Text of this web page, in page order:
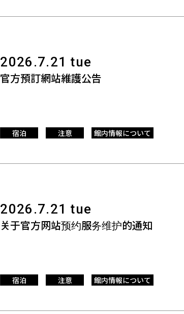
2026.7.21 tue
官方預訂網站維護公告
宿泊 注意 館内情報について
2026.7.21 tue
关于官方网站预约服务维护的通知
宿泊 注意 館内情報について